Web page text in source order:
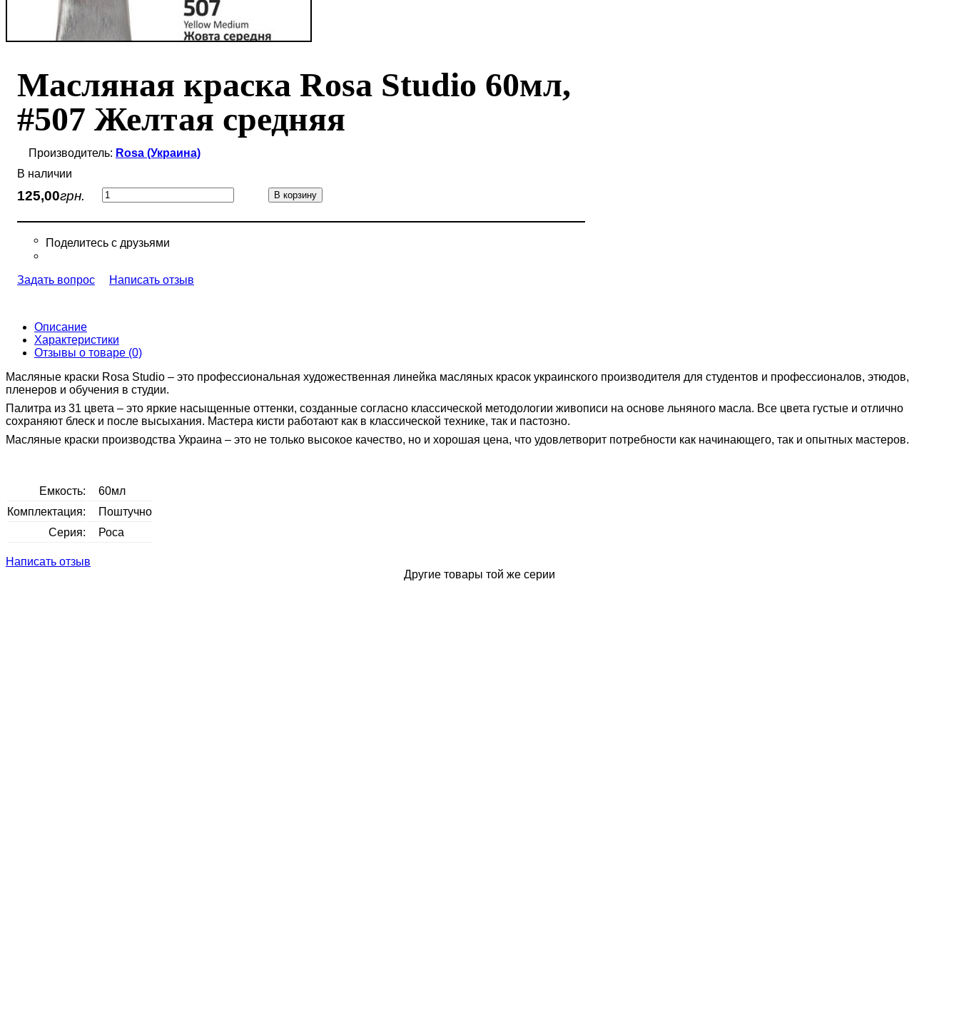
Масляная краска Rosa Studio 60мл,
#507 Желтая средняя
Rosa (Украина)
В наличии
125,00грн. В корзину
Задать вопрос Написать отзыв
Описание
Характеристики
Отзывы о товаре (0)
Масляные краски Rosa Studio – это профессиональная художественная линейка масляных красок украинского производителя для студентов и профессионалов, этюдов,
пленеров и обучения в студии.
Палитра из 31 цвета – это яркие насыщенные оттенки, созданные согласно классической методологии живописи на основе льняного масла. Все цвета густые и отлично
сохраняют блеск и после высыхания. Мастера кисти работают как в классической технике, так и пастозно.
Масляные краски производства Украина – это не только высокое качество, но и хорошая цена, что удовлетворит потребности как начинающего, так и опытных мастеров.
Емкость:
60мл
Комплектация:
Поштучно
Серия:
Роса
Написать отзыв
Другие товары той же серии